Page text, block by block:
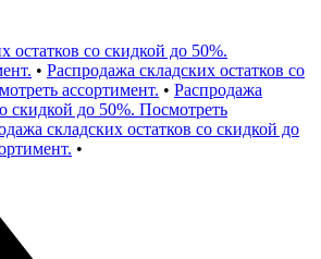
остатков со скидкой до 50%.
• Распродажа складских остатков со
ассортимент. • Распродажа
скидкой до 50%. Посмотреть
складских остатков со скидкой до
•